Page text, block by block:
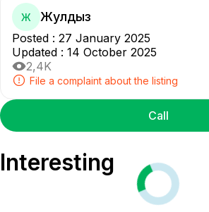
Ж Жулдыз
Posted : 27 January 2025
Updated : 14 October 2025
2,4K
File a complaint about the listing
Call
Interesting